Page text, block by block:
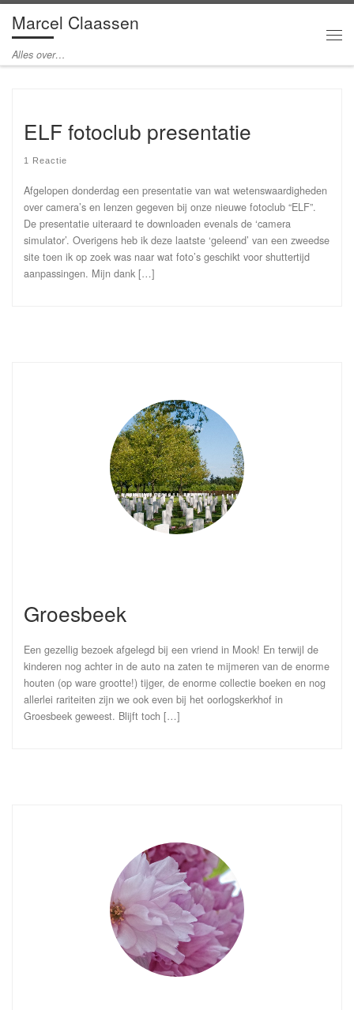
Ga naar inhoud
Marcel Claassen
Alles over…
ELF fotoclub presentatie
1 Reactie
Afgelopen donderdag een presentatie van wat wetenswaardigheden
over camera’s en lenzen gegeven bij onze nieuwe fotoclub “ELF”.
De presentatie uiteraard te downloaden evenals de ‘camera
simulator’. Overigens heb ik deze laatste ‘geleend’ van een zweedse
site toen ik op zoek was naar wat foto’s geschikt voor shuttertijd
aanpassingen. Mijn dank […]
Groesbeek
Een gezellig bezoek afgelegd bij een vriend in Mook! En terwijl de
kinderen nog achter in de auto na zaten te mijmeren van de enorme
houten (op ware grootte!) tijger, de enorme collectie boeken en nog
allerlei rariteiten zijn we ook even bij het oorlogskerkhof in
Groesbeek geweest. Blijft toch […]